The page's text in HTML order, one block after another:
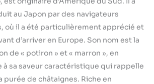
au Japon par des navigateurs
où il a été particulièrement apprécié et
d’arriver en Europe. Son nom est la
de « potiron » et « marron », en
à sa saveur caractéristique qui rappelle
purée de châtaignes. Riche en